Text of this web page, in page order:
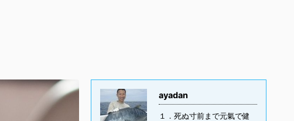
ayadan
１．死ぬ寸前まで元氣で健